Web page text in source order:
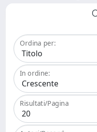
Ordina per:
In ordine:
Risultati/Pagina